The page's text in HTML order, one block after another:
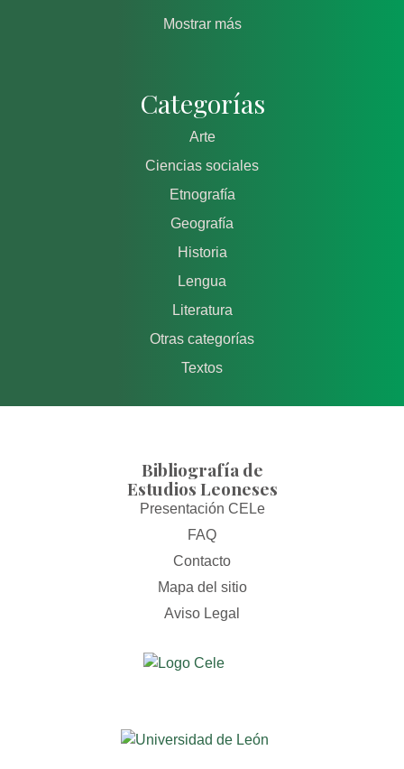
Mostrar más
Categorías
Arte
Ciencias sociales
Etnografía
Geografía
Historia
Lengua
Literatura
Otras categorías
Textos
Bibliografía de
Estudios Leoneses
Presentación CELe
FAQ
Contacto
Mapa del sitio
Aviso Legal